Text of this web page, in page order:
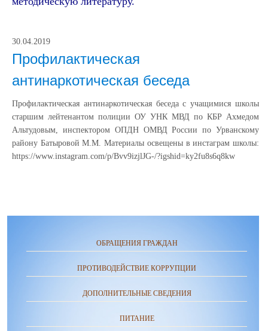
30.04.2019
Профилактическая
антинаркотическая беседа
Профилактическая антинаркотическая беседа с учащимися школы
старшим лейтенантом полиции ОУ УНК МВД по КБР Ахмедом
Альтудовым, инспектором ОПДН ОМВД России по Урванскому
району Батыровой М.М. Материалы освещены в инстаграм школы:
https://www.instagram.com/p/Bvv9izjlJG-/?igshid=ky2fu8s6q8kw
ОБРАЩЕНИЯ ГРАЖДАН
ПРОТИВОДЕЙСТВИЕ КОРРУПЦИИ
ДОПОЛНИТЕЛЬНЫЕ СВЕДЕНИЯ
ПИТАНИЕ